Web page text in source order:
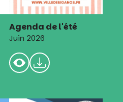
Agenda de l'été
Juin 2026